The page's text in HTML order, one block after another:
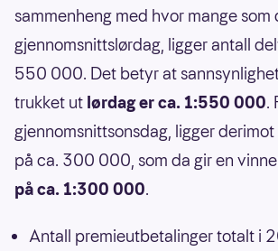
sammenheng med hvor mange som
gjennomsnittslørdag, ligger antall
550 000. Det betyr at
trukket ut lørdag er ca. 1:550 000.
gjennomsnittsonsdag, ligger
på ca. 300 000, som da gir en
på ca. 1:300 000.
Antall premieutbetalinger totalt i